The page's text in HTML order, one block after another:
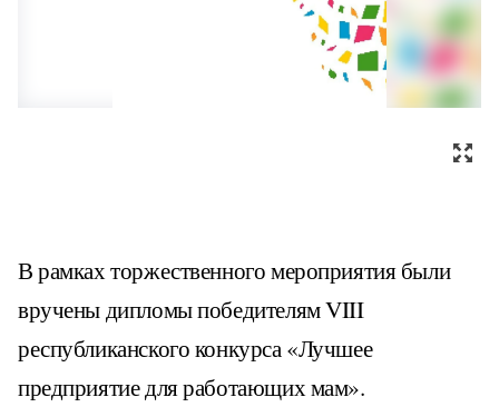
В рамках торжественного мероприятия были
вручены дипломы победителям VIII
республиканского конкурса «Лучшее
предприятие для работающих мам».